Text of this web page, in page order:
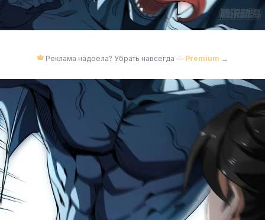
Реклама надоела? Убрать навсегда — Premium →